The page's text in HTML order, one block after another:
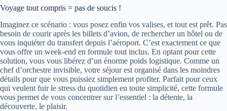
Voyage tout compris = pas de soucis !
Imaginez ce scénario : vous posez enfin vos valises, et tout est prêt. Pas
besoin de courir après les billets d’avion, de rechercher un hôtel ou de
vous inquiéter du transfert depuis l’aéroport. C’est exactement ce que
vous offre un week-end en formule tout inclus. En optant pour cette
solution, vous vous libérez d’un énorme poids logistique. Comme un
chef d’orchestre invisible, votre séjour est organisé dans les moindres
détails pour que vous puissiez simplement profiter. Parfait pour ceux
qui veulent fuir le stress du quotidien en toute simplicité, cette formule
vous permet de vous concentrer sur l’essentiel : la détente, la
découverte, le plaisir.